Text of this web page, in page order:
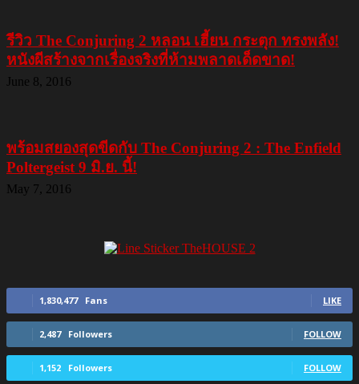
รีวิว The Conjuring 2 หลอน เฮี้ยน กระตุก ทรงพลัง!
หนังผีสร้างจากเรื่องจริงที่ห้ามพลาดเด็ดขาด!
June 8, 2016
พร้อมสยองสุดขีดกับ The Conjuring 2 : The Enfield
Poltergeist 9 มิ.ย. นี้!
May 7, 2016
1,830,477 Fans LIKE
2,487 Followers FOLLOW
1,152 Followers FOLLOW